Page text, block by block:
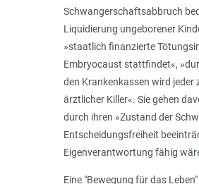
Schwangerschaftsabbruch
Liquidierung ungeborener
»staatlich finanzierte
Embryocaust stattfindet«, »
den Krankenkassen wird jeder
ärztlicher Killer«. Sie gehen
durch ihren »Zustand der
Entscheidungsfreiheit
Eigenverantwortung fähig
Eine "Bewegung für das